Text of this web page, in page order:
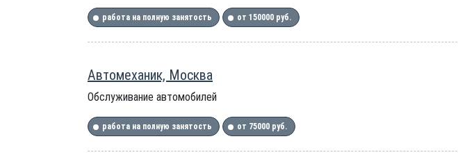
работа на полную занятость от 150000 руб.
Автомеханик, Москва
Обслуживание автомобилей
работа на полную занятость от 75000 руб.